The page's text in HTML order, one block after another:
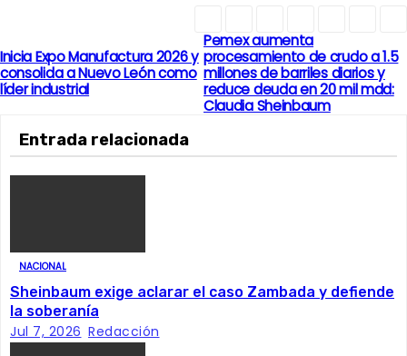
N
a
e
c
Pemex aumenta
procesamiento de crudo a 1.5
millones de barriles diarios y
reduce deuda en 20 mil mdd:
Claudia Sheinbaum
Inicia Expo Manufactura 2026 y
consolida a Nuevo León como
líder industrial
Entrada relacionada
NACIONAL
Sheinbaum exige aclarar el caso Zambada y defiende
la soberanía
Jul 7, 2026 Redacción